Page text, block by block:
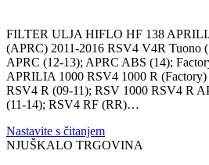
FILTER ULJA HIFLO HF 138
(APRC) 2011-2016 RSV4 V4R Tuono
APRC (12-13); APRC ABS (14);
APRILIA 1000 RSV4 1000 R
RSV4 R (09-11); RSV 1000 RSV4 R
(11-14); RSV4 RF (RR)…
Nastavite s čitanjem
NJUŠKALO TRGOVINA